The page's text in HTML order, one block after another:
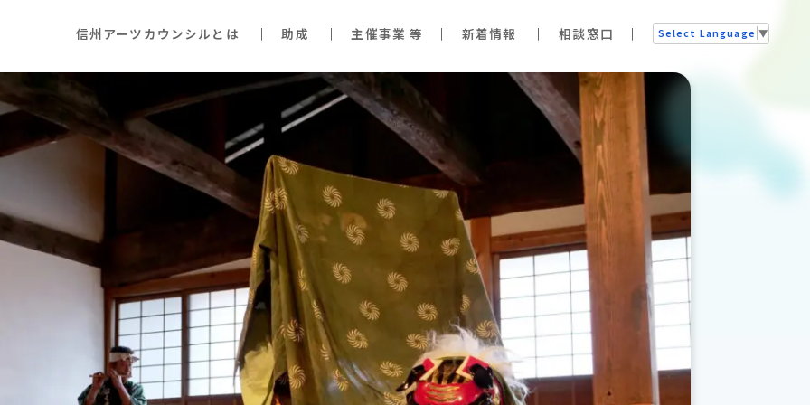
信州アーツカウンシルとは 助成 主催事業 等 新着情報 相談窓口 Select Language ▼